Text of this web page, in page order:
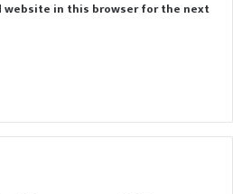
website in this browser for the next